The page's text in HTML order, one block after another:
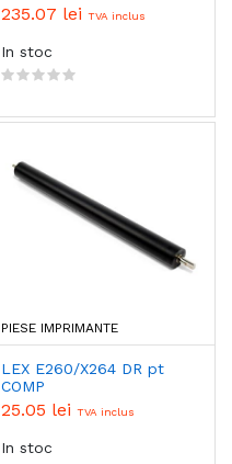
235.07 lei TVA inclus
In stoc
PIESE IMPRIMANTE
LEX E260/X264 DR pt
COMP
25.05 lei TVA inclus
In stoc